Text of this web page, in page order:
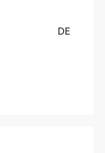
DE